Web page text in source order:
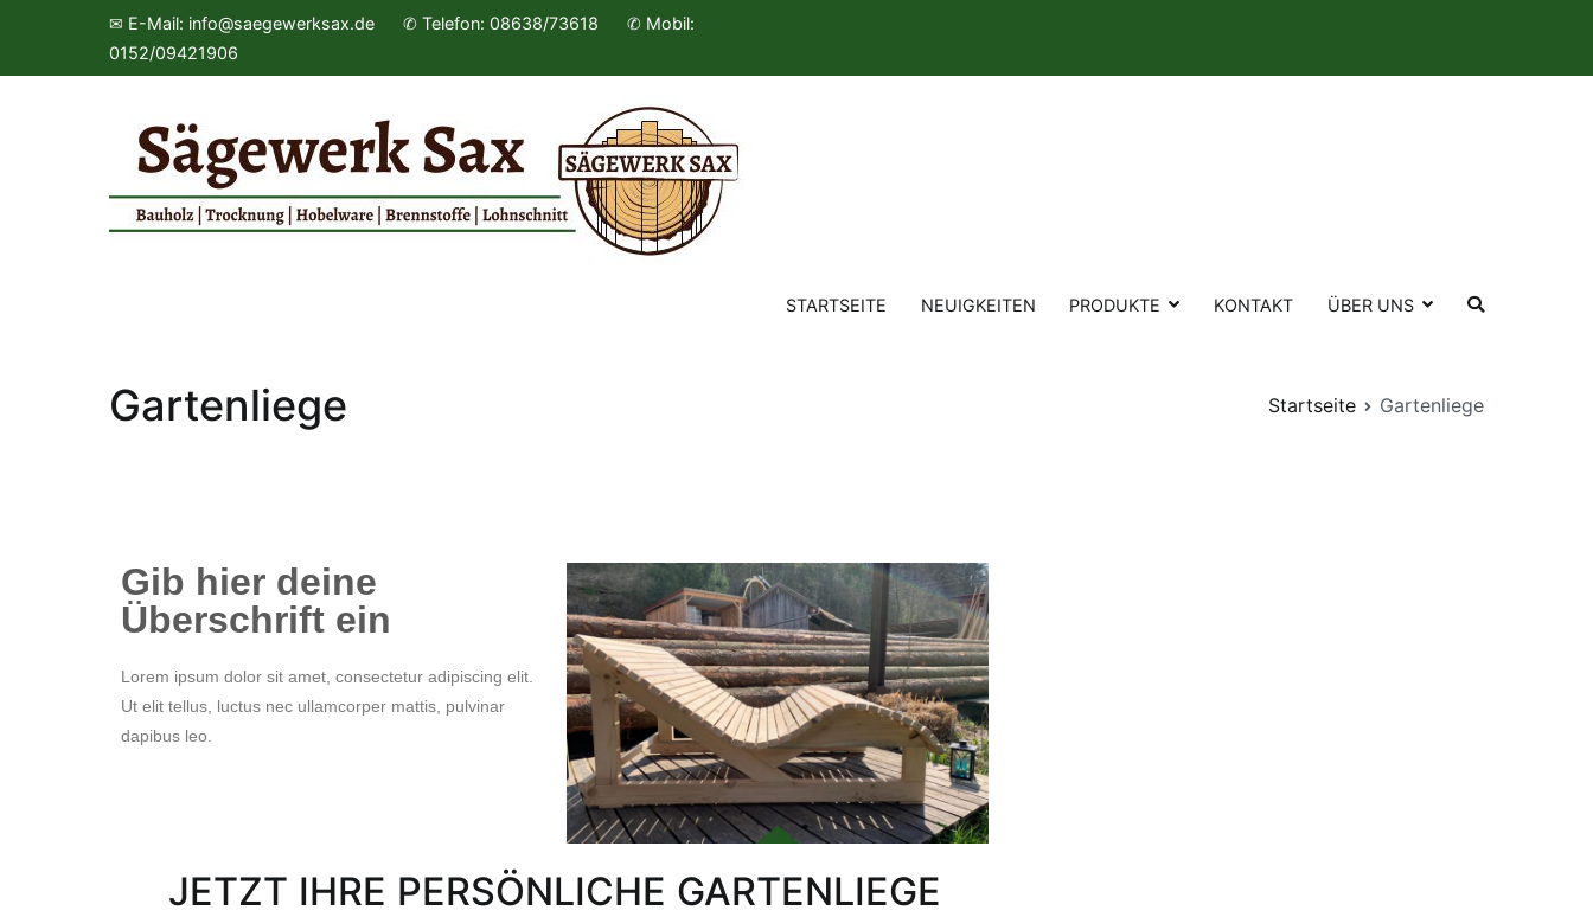
✉ E-Mail: info@saegewerksax.de ✆ Telefon: 08638/73618 ✆ Mobil:
0152/09421906
STARTSEITE NEUIGKEITEN PRODUKTE KONTAKT ÜBER UNS
Gartenliege Startseite Gartenliege
Gib hier deine
Überschrift ein
Lorem ipsum dolor sit amet, consectetur adipiscing elit.
Ut elit tellus, luctus nec ullamcorper mattis, pulvinar
dapibus leo.
JETZT IHRE PERSÖNLICHE GARTENLIEGE